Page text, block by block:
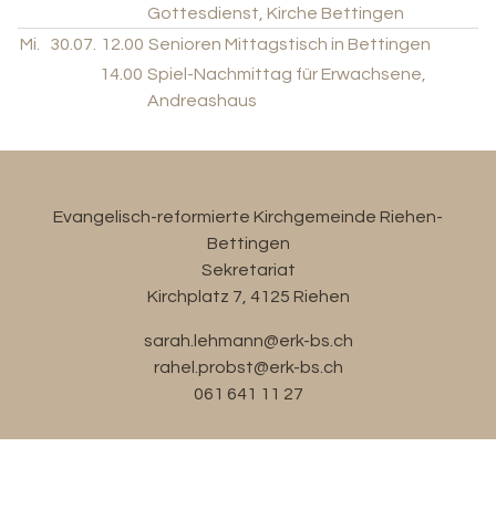
Gottesdienst, Kirche Bettingen
Mi.
30.07. 12.00 Senioren Mittagstisch in Bettingen
14.00 Spiel-Nachmittag für Erwachsene,
Andreashaus
Evangelisch-reformierte Kirchgemeinde Riehen-
Bettingen
Sekretariat
Kirchplatz 7, 4125 Riehen
sarah.lehmann@erk-bs.ch
rahel.probst@erk-bs.ch
061 641 11 27